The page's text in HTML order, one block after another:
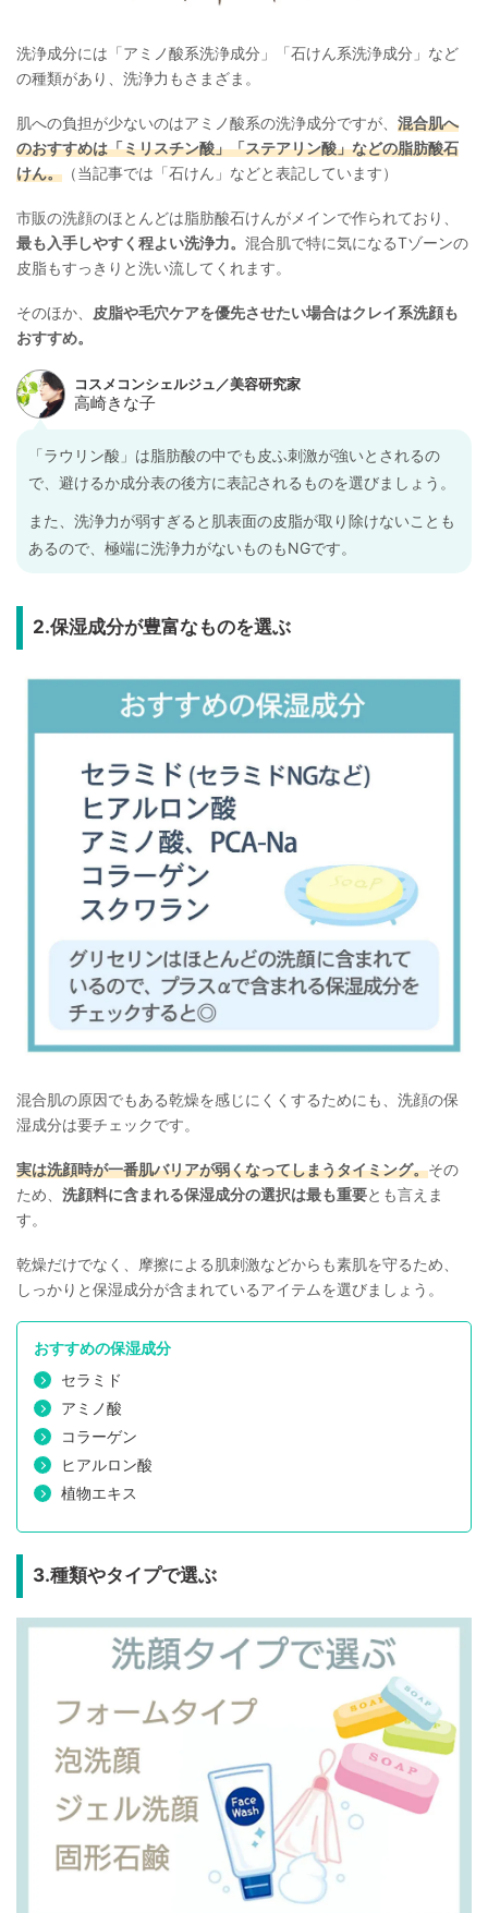
洗浄成分には「アミノ酸系洗浄成分」「石けん系洗浄成分」など
の種類があり、洗浄力もさまざま。
肌への負担が少ないのはアミノ酸系の洗浄成分ですが、 混合肌へ
のおすすめは「ミリスチン酸」「ステアリン酸」などの脂肪酸石
けん。 （当記事では「石けん」などと表記しています）
市販の洗顔のほとんどは脂肪酸石けんがメインで作られており、
最も入手しやすく程よい洗浄力。 混合肌で特に気になるTゾーンの
皮脂もすっきりと洗い流してくれます。
そのほか、
皮脂や毛穴ケアを優先させたい場合はクレイ系洗顔も
おすすめ。
「ラウリン酸」は脂肪酸の中でも皮ふ刺激が強いとされるの
で、避けるか成分表の後方に表記されるものを選びましょう。
また、洗浄力が弱すぎると肌表面の皮脂が取り除けないことも
あるので、極端に洗浄力がないものもNGです。
2.保湿成分が豊富なものを選ぶ
混合肌の原因でもある乾燥を感じにくくするためにも、洗顔の保
湿成分は要チェックです。
実は洗顔時が一番肌バリアが弱くなってしまうタイミング。その
ため、 洗顔料に含まれる保湿成分の選択は最も重要とも言えま
す。
乾燥だけでなく、摩擦による肌刺激などからも素肌を守るため、
しっかりと保湿成分が含まれているアイテムを選びましょう。
おすすめの保湿成分
セラミド
アミノ酸
コラーゲン
ヒアルロン酸
植物エキス
3.種類やタイプで選ぶ